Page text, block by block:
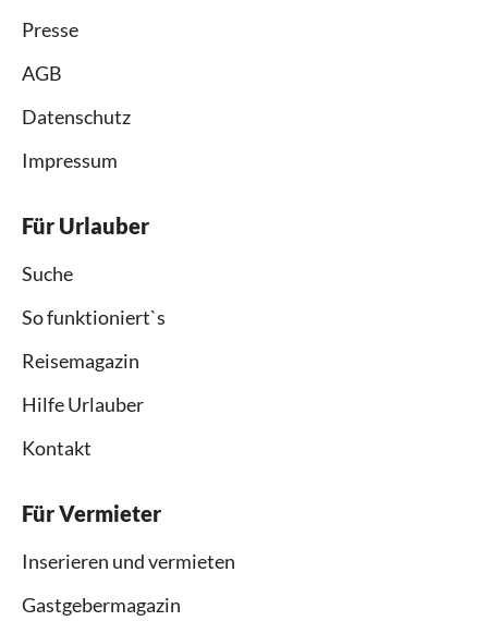
Presse
AGB
Datenschutz
Impressum
Für Urlauber
Suche
So funktioniert`s
Reisemagazin
Hilfe Urlauber
Kontakt
Für Vermieter
Inserieren und vermieten
Gastgebermagazin